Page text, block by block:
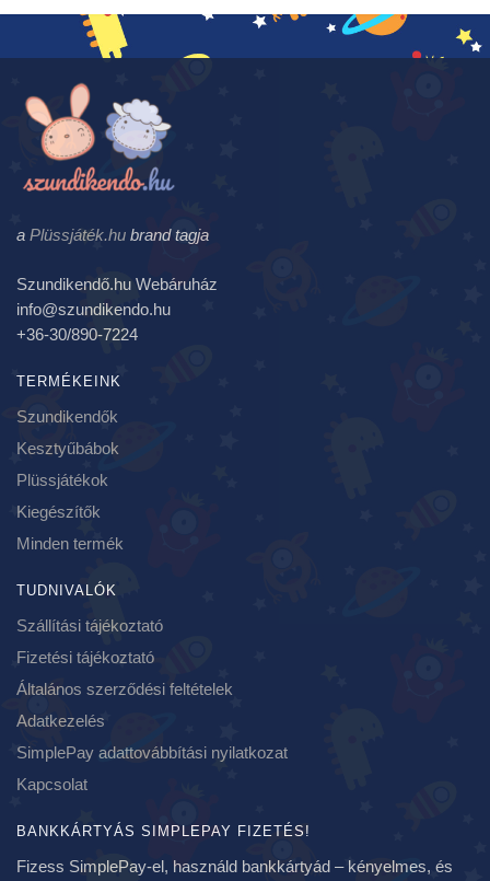
a Plüssjáték.hu brand tagja
Szundikendő.hu Webáruház
info@szundikendo.hu
+36-30/890-7224
TERMÉKEINK
Szundikendők
Kesztyűbábok
Plüssjátékok
Kiegészítők
Minden termék
TUDNIVALÓK
Szállítási tájékoztató
Fizetési tájékoztató
Általános szerződési feltételek
Adatkezelés
SimplePay adattovábbítási nyilatkozat
Kapcsolat
BANKKÁRTYÁS SIMPLEPAY FIZETÉS!
Fizess SimplePay-el, használd bankkártyád – kényelmes, és